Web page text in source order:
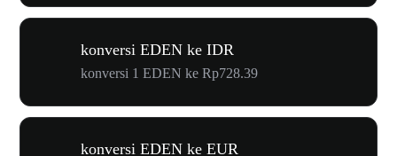
konversi EDEN ke IDR
konversi 1 EDEN ke Rp728.39
konversi EDEN ke EUR